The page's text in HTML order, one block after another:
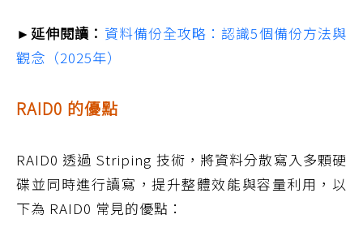
►延伸閱讀： 資料備份全攻略：認識5個備份方法與
觀念（2025年）
RAID0 的優點
RAID0 透過 Striping 技術，將資料分散寫入多顆硬
碟並同時進行讀寫，提升整體效能與容量利用，以
下為 RAID0 常見的優點：